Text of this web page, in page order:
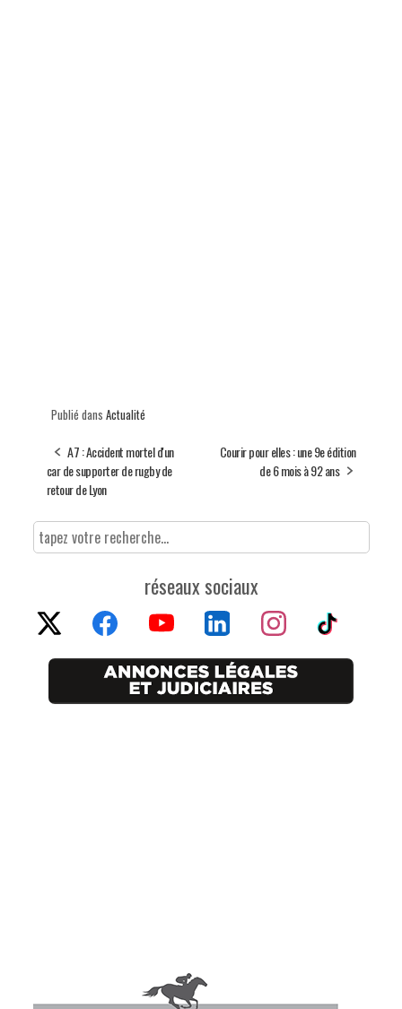
Publié dans Actualité
A7 : Accident mortel d'un
car de supporter de rugby de
retour de Lyon
Courir pour elles : une 9e édition
de 6 mois à 92 ans
réseaux sociaux